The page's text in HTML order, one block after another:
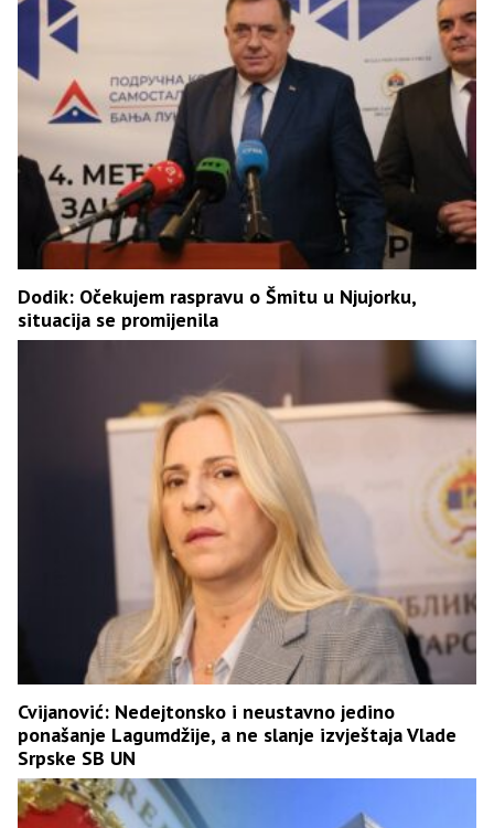
Dodik: Očekujem raspravu o Šmitu u Njujorku,
situacija se promijenila
Cvijanović: Nedejtonsko i neustavno jedino
ponašanje Lagumdžije, a ne slanje izvještaja Vlade
Srpske SB UN